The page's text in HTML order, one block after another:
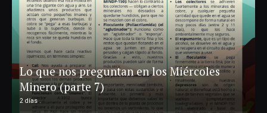
Lo que nos preguntan en los Miércoles
Minero (parte 7)
2 días .